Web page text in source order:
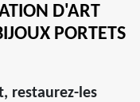
D'ART
PORTETS
restaurez-les